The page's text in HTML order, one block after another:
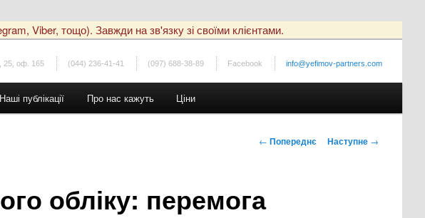
Viber, тощо). Завжди на зв'язку зі своїми клієнтами.
25, оф. 165 (044) 236-41-41 (097) 688-38-89 Facebook info@yefimov-partners.com
Наші публікації Про нас кажуть Ціни
Навігація
← Попереднє Наступне →
обліку: перемога